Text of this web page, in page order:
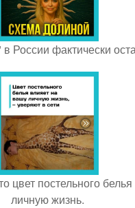
России фактически
цвет постельного
личную жизнь.